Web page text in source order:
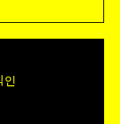
인